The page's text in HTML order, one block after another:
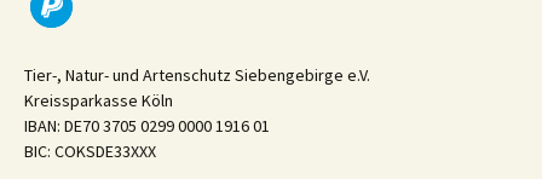
Tier-, Natur- und Artenschutz Siebengebirge e.V.
Kreissparkasse Köln
IBAN: DE70 3705 0299 0000 1916 01
BIC: COKSDE33XXX